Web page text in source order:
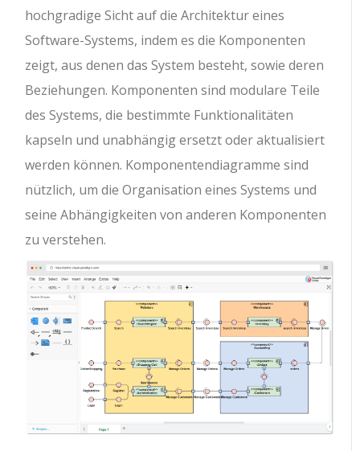
hochgradige Sicht auf die Architektur eines
Software-Systems, indem es die Komponenten
zeigt, aus denen das System besteht, sowie deren
Beziehungen. Komponenten sind modulare Teile
des Systems, die bestimmte Funktionalitäten
kapseln und unabhängig ersetzt oder aktualisiert
werden können. Komponentendiagramme sind
nützlich, um die Organisation eines Systems und
seine Abhängigkeiten von anderen Komponenten
zu verstehen.